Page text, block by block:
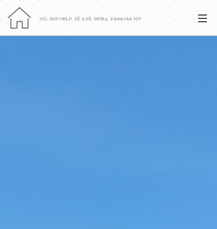
VÚ, SVP HELP, ZŠ a SŠ, Střílky, Zámecká 107